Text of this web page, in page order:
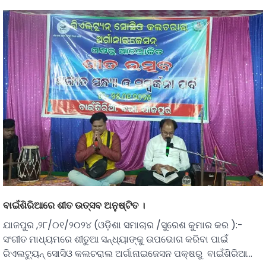
ବାଇଁଶିରିଆରେ ଶୀତ ଉତ୍ସବ ଅନୁଷ୍ଟିତ ।
ଯାଜପୁର ,୨୮/୦୧/୨୦୨୪ (ଓଡ଼ିଶା ସମାଚାର /ସୁରେଶ କୁମାର କର ):-
ସଂଗୀତ ମାଧ୍ୟମରେ ଶୀତୁଆ ସନ୍ଧ୍ୟାଙ୍କୁ ଉପଭୋଗ କରିବା ପାଇଁ
ରିଏଲଟ୍ୟୁନ୍ ସୋସିଓ କଲଚରାଲ ଅର୍ଗାନାଇଜେସନ ପକ୍ଷରୁ ବାଇଁଶିରିଆ…